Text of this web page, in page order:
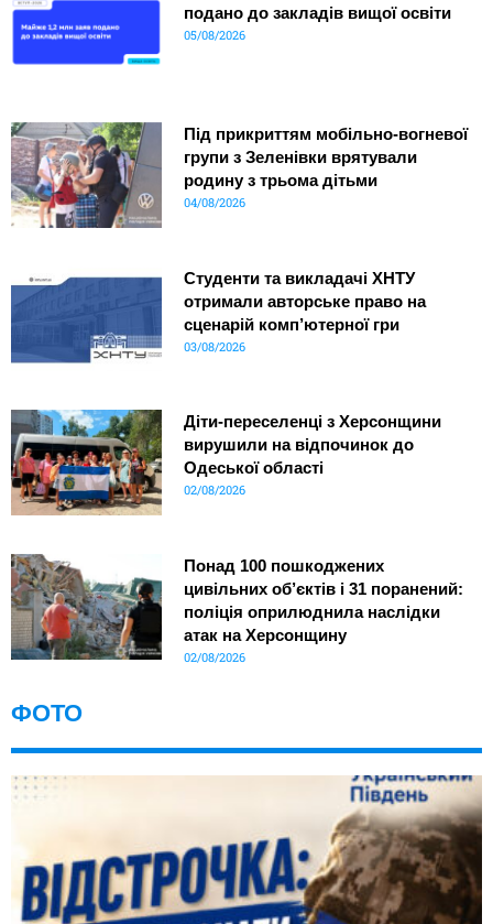
подано до закладів вищої освіти
05/08/2026
Під прикриттям мобільно-вогневої
групи з Зеленівки врятували
родину з трьома дітьми
04/08/2026
Студенти та викладачі ХНТУ
отримали авторське право на
сценарій комп’ютерної гри
03/08/2026
Діти-переселенці з Херсонщини
вирушили на відпочинок до
Одеської області
02/08/2026
Понад 100 пошкоджених
цивільних об’єктів і 31 поранений:
поліція оприлюднила наслідки
атак на Херсонщину
02/08/2026
ФОТО